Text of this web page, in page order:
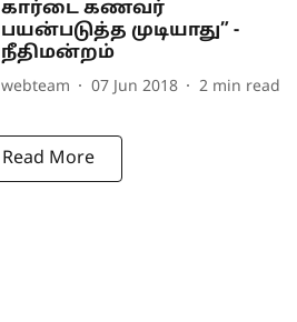
கார்டை கணவர்
பயன்படுத்த முடியாது” -
நீதிமன்றம்
webteam 07 Jun 2018 2 min read
Read More